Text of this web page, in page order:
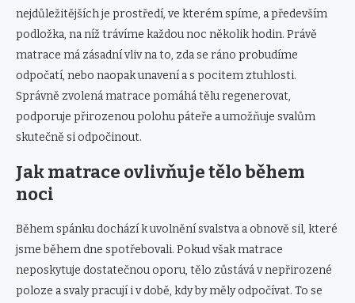
nejdůležitějších je prostředí, ve kterém spíme, a především
podložka, na níž trávíme každou noc několik hodin. Právě
matrace má zásadní vliv na to, zda se ráno probudíme
odpočatí, nebo naopak unavení a s pocitem ztuhlosti.
Správně zvolená matrace pomáhá tělu regenerovat,
podporuje přirozenou polohu páteře a umožňuje svalům
skutečně si odpočinout.
Jak matrace ovlivňuje tělo během
noci
Během spánku dochází k uvolnění svalstva a obnově sil, které
jsme během dne spotřebovali. Pokud však matrace
neposkytuje dostatečnou oporu, tělo zůstává v nepřirozené
poloze a svaly pracují i v době, kdy by měly odpočívat. To se